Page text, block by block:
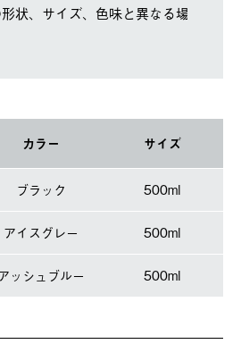
状、サイズ、色味と異なる場合があ
カラー サイズ
ブラック 500ml
アイスグレー 500ml
ッシュブルー 500ml